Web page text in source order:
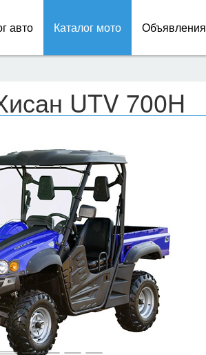
авто Каталог мото Объявления
UTV 700H